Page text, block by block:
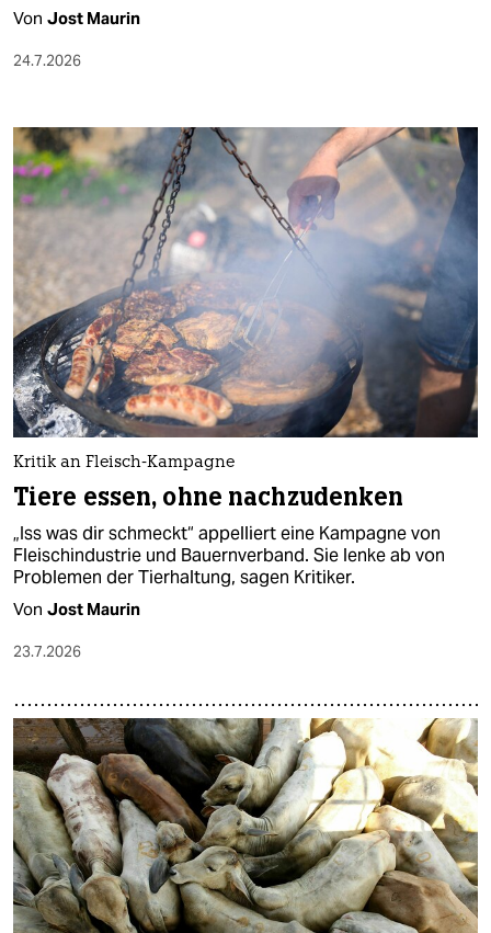
Von Jost Maurin
24.7.2026
Kritik an Fleisch-Kampagne
Tiere essen, ohne nachzudenken
„Iss was dir schmeckt“ appelliert eine Kampagne von
Fleischindustrie und Bauernverband. Sie lenke ab von
Problemen der Tierhaltung, sagen Kritiker.
Von Jost Maurin
23.7.2026